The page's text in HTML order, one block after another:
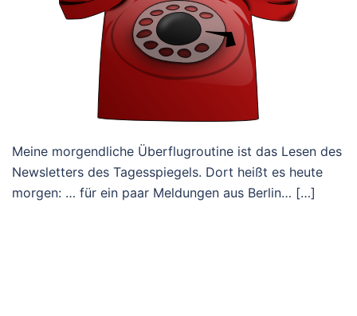
Meine morgendliche Überflugroutine ist das Lesen des
Newsletters des Tagesspiegels. Dort heißt es heute
morgen: … für ein paar Meldungen aus Berlin… […]